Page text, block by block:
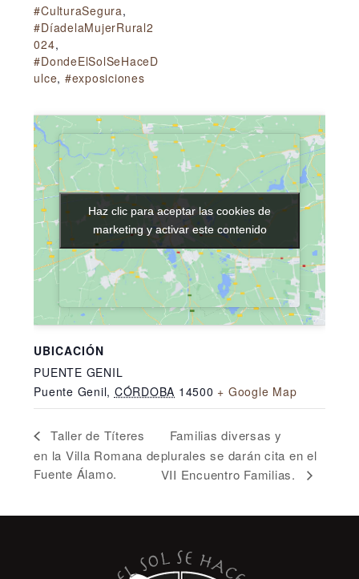
#CulturaSegura,
#DíadelaMujerRural2
024,
#DondeElSolSeHaceD
ulce, #exposiciones
UBICACIÓN
PUENTE GENIL
Puente Genil, CÓRDOBA 14500 + Google Map
Haz clic para aceptar las cookies de
marketing y activar este contenido
Haz clic para aceptar las cookies de
marketing y activar este contenido
Taller de Títeres
en la Villa Romana de
Fuente Álamo.
Familias diversas y
plurales se darán cita en el
VII Encuentro Familias.